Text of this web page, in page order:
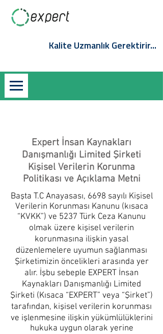
Kalite Uzmanlık Gerektirir...
Expert İnsan Kaynakları
Danışmanlığı Limited Şirketi
Kişisel Verilerin Korunma
Politikası ve Açıklama Metni
Başta T.C Anayasası, 6698 sayılı Kişisel
Verilerin Korunması Kanunu (kısaca
“KVKK”) ve 5237 Türk Ceza Kanunu
olmak üzere kişisel verilerin
korunmasına ilişkin yasal
düzenlemelere uyumun sağlanması
Şirketimizin öncelikleri arasında yer
alır. İşbu sebeple EXPERT İnsan
Kaynakları Danışmanlığı Limited
Şirketi (Kısaca “EXPERT” veya “Şirket”)
tarafından, kişisel verilerin korunması
ve işlenmesine ilişkin yükümlülüklerini
hukuka uygun olarak yerine